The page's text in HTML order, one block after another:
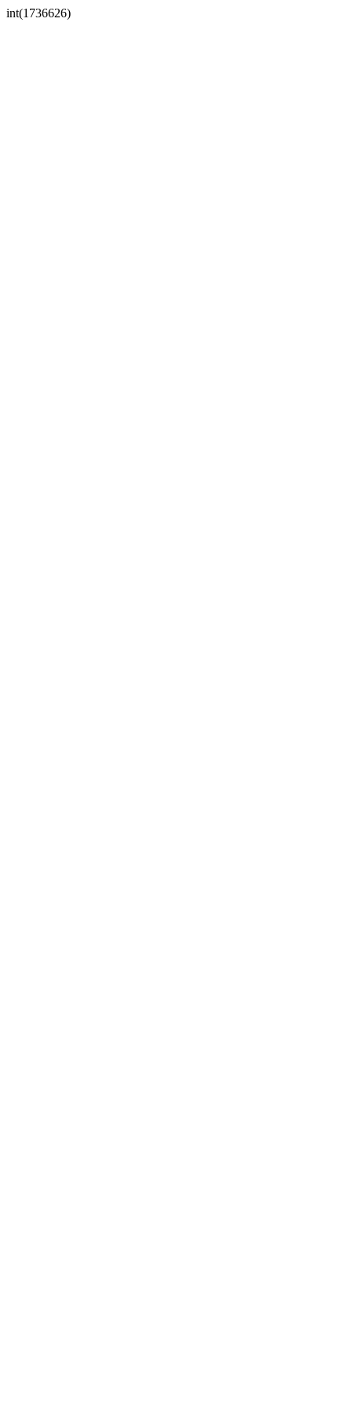
int(1736626)